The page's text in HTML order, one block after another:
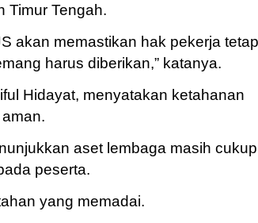
Timur Tengah.
akan memastikan hak pekerja tetap
harus diberikan,” katanya.
Hidayat, menyatakan ketahanan
aset lembaga masih cukup
peserta.
yang memadai.